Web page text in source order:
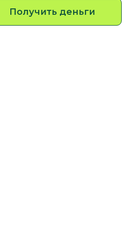
Получить деньги